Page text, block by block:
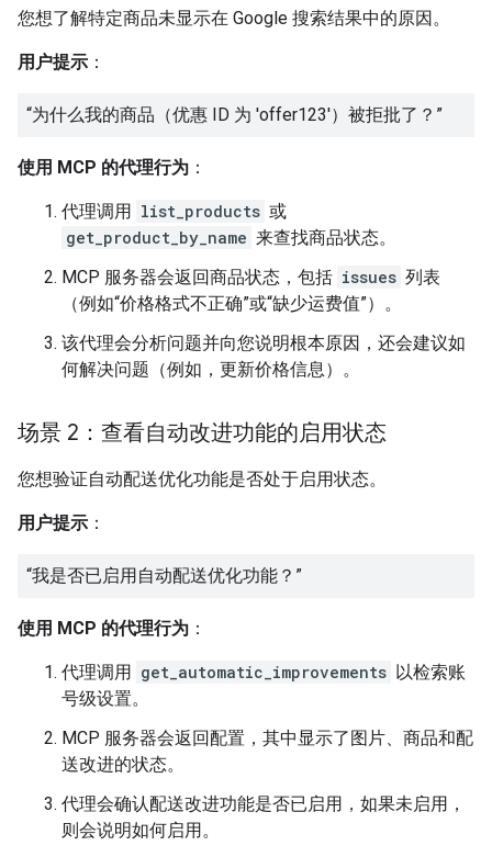
您想了解特定商品未显示在 Google 搜索结果中的原因。
用户提示 ：
“为什么我的商品（优惠 ID 为 'offer123'）被拒批了？”
使用 MCP 的代理行为 ：
代理调用 list_products 或
get_product_by_name 来查找商品状态。
MCP 服务器会返回商品状态，包括 issues 列表
（例如“价格格式不正确”或“缺少运费值”）。
该代理会分析问题并向您说明根本原因，还会建议如
何解决问题（例如，更新价格信息）。
场景 2：查看自动改进功能的启用状态
您想验证自动配送优化功能是否处于启用状态。
用户提示 ：
“我是否已启用自动配送优化功能？”
使用 MCP 的代理行为 ：
代理调用 get_automatic_improvements 以检索账
号级设置。
MCP 服务器会返回配置，其中显示了图片、商品和配
送改进的状态。
代理会确认配送改进功能是否已启用，如果未启用，
则会说明如何启用。